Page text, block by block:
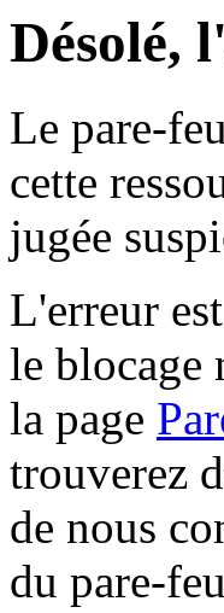
Désolé,
Le pare-
cette
jugée
L'erreur
le blocage
la page
trouverez
de nous
du pare-